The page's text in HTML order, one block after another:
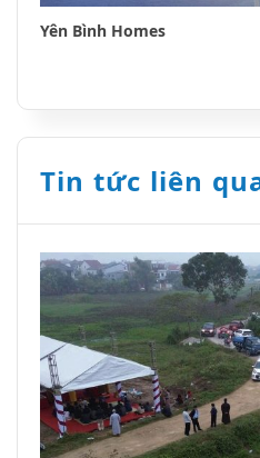
Yên Bình Homes
Tin tức liên